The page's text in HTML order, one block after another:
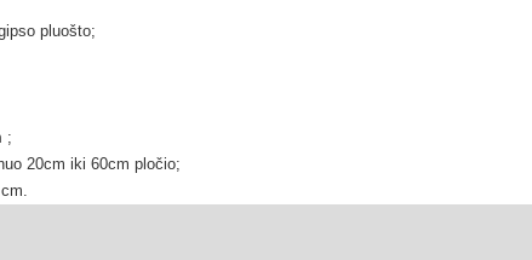
pluošto;
;
20cm iki 60cm pločio;